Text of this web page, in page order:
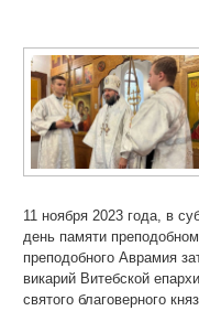
11 ноября 2023 года, в
день памяти
преподобного Аврамия
викарий Витебской
святого благоверного